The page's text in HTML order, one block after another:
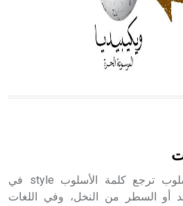
حيواني يتكون في البحر ويتركب
وهو أحمر أو شديد الحمرة وهو
الحجم ويسمى الش
فرنسية اللفظ تم اعتمادها مصطلحاً
الأسلوب والأسلوبيات الأسلوب ترجع كلمة الأسلوب style في
أو السطر من النخل، وفي اللغات